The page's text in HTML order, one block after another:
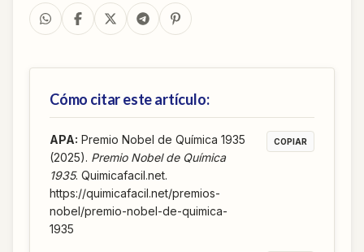
Cómo citar este artículo:
APA: Premio Nobel de Química 1935
(2025). Premio Nobel de Química
1935. Quimicafacil.net.
https://quimicafacil.net/premios-
nobel/premio-nobel-de-quimica-
1935
COPIAR